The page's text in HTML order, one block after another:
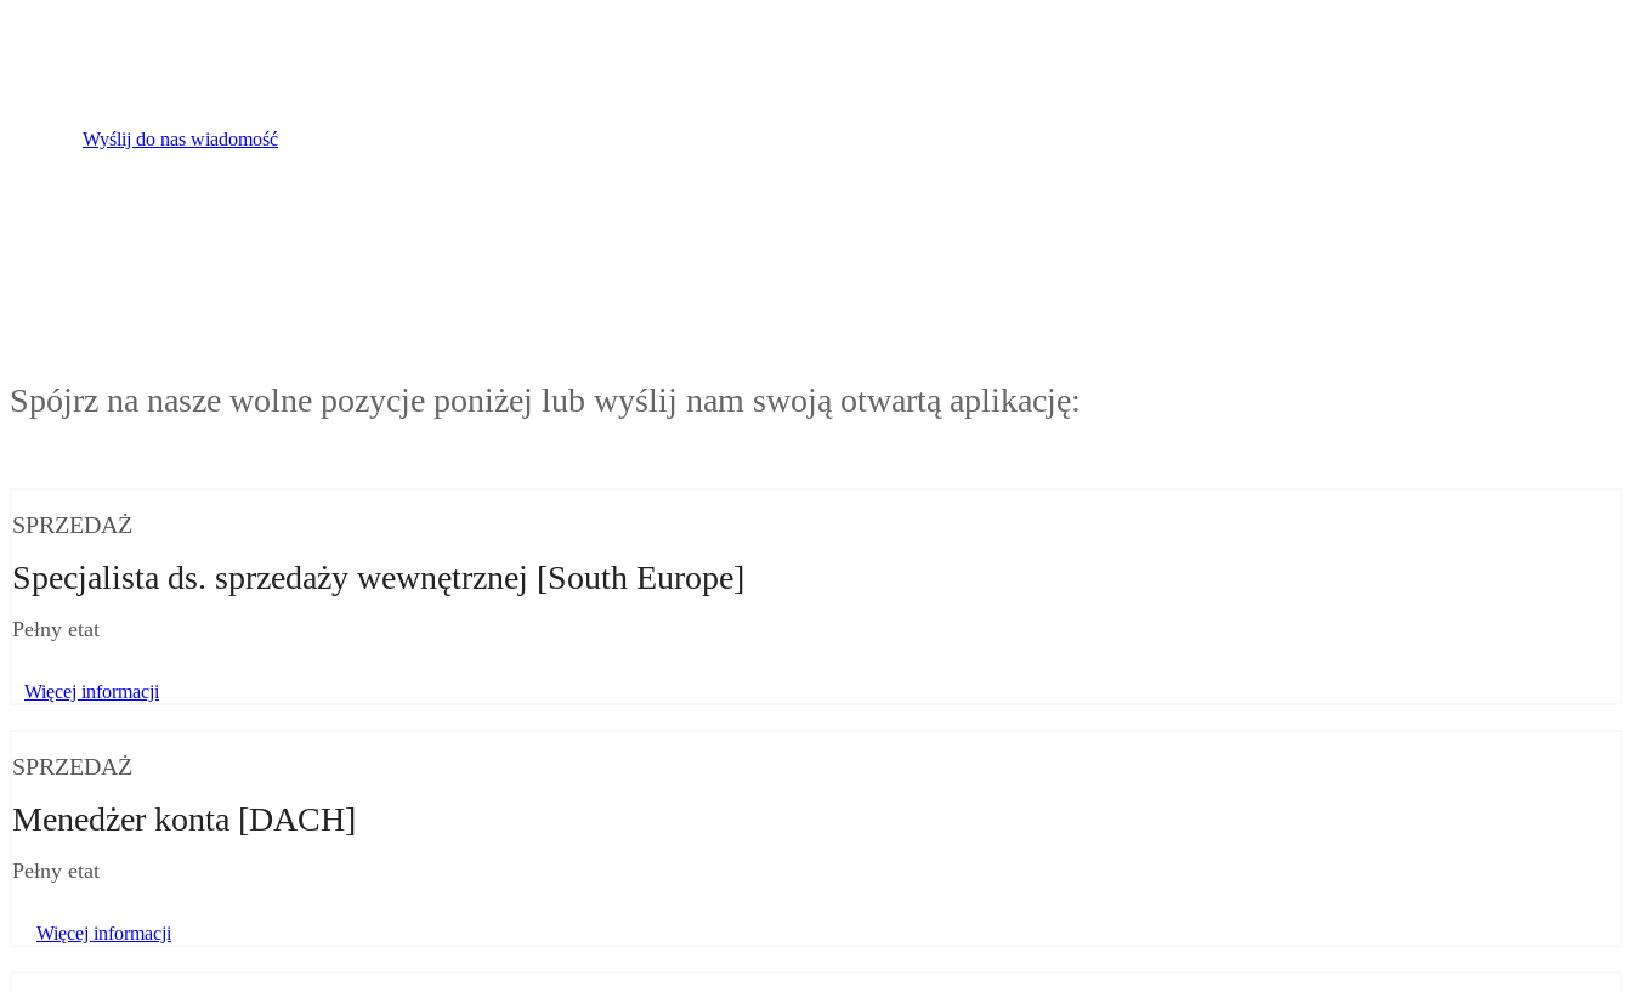
Wyślij do nas wiadomość
Spójrz na nasze wolne pozycje poniżej lub wyślij nam swoją otwartą aplikację:
SPRZEDAŻ
Specjalista ds. sprzedaży wewnętrznej [South Europe]
Pełny etat
Więcej informacji
SPRZEDAŻ
Menedżer konta [DACH]
Pełny etat
Więcej informacji